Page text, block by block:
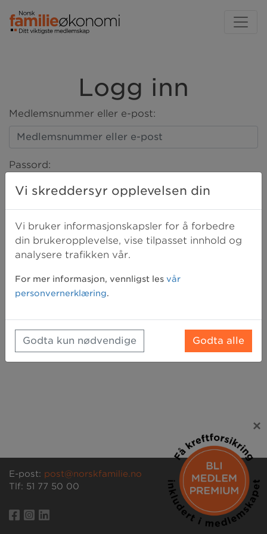
Logg inn
Medlemsnummer eller e-post:
Passord:
LOGG INN
E-post: post@norskfamilie.no
Tlf: 51 77 50 00
×
Vi skreddersyr opplevelsen din
Vi bruker informasjonskapsler for å forbedre
din brukeropplevelse, vise tilpasset innhold og
analysere trafikken vår.
For mer informasjon, vennligst les vår
personvernerklæring.
Godta kun nødvendige Godta alle